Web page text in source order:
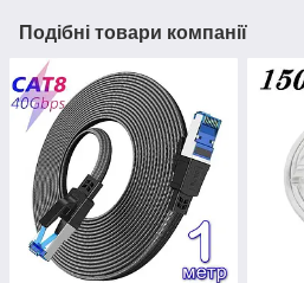
Подібні товари компанії